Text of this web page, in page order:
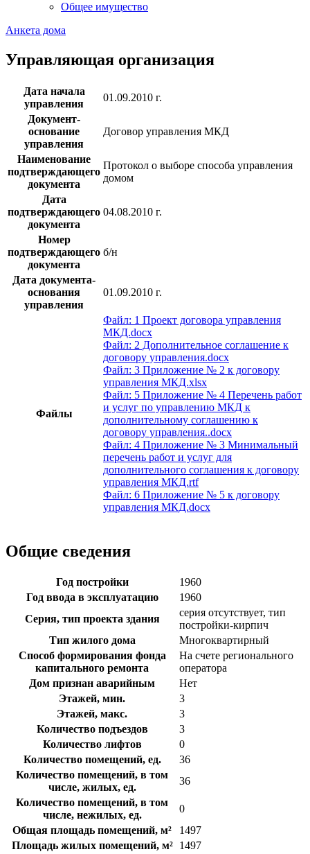
Общее имущество
Анкета дома
Управляющая организация
Дата начала
управления
01.09.2010 г.
Документ-
основание
управления
Договор управления МКД
Наименование
подтверждающего
документа
Протокол о выборе способа управления
домом
Дата
подтверждающего
документа
04.08.2010 г.
Номер
подтверждающего
документа
б/н
Дата документа-
основания
управления
01.09.2010 г.
Файлы
Файл: 1 Проект договора управления
МКД.docx
Файл: 2 Дополнительное соглашение к
договору управления.docx
Файл: 3 Приложение № 2 к договору
управления МКД.xlsx
Файл: 5 Приложение № 4 Перечень работ
и услуг по управлению МКД к
дополнительному соглашению к
договору управления..docx
Файл: 4 Приложение № 3 Минимальный
перечень работ и услуг для
дополнительного соглашения к договору
управления МКД.rtf
Файл: 6 Приложение № 5 к договору
управления МКД.docx
Общие сведения
Год постройки
1960
Год ввода в эксплуатацию
1960
Серия, тип проекта здания
серия отсутствует, тип
постройки-кирпич
Тип жилого дома
Многоквартирный
Способ формирования фонда
капитального ремонта
На счете регионального
оператора
Дом признан аварийным
Нет
Этажей, мин.
3
Этажей, макс.
3
Количество подъездов
3
Количество лифтов
0
Количество помещений, ед.
36
Количество помещений, в том
числе, жилых, ед.
36
Количество помещений, в том
числе, нежилых, ед.
0
Общая площадь помещений, м²
1497
Площадь жилых помещений, м²
1497